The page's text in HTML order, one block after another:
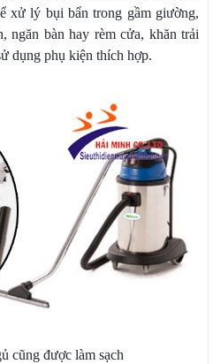
xử lý bụi bẩn trong gầm giường,
ngăn bàn hay rèm cửa, khăn trải
dụng phụ kiện thích hợp.
cũng được làm sạch